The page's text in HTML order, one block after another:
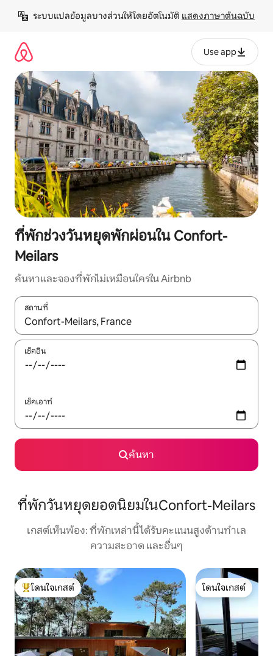
เนื้อหา
ระบบแปลข้อมูลบางส่วนให้โดยอัตโนมัติ แสดงภาษาต้นฉบับ
Use app
ที่พักช่วงวันหยุดพักผ่อนใน Confort-
Meilars
ค้นหาและจองที่พักไม่เหมือนใครใน Airbnb
สถานที่
ใช้ลูกศรขึ้นลง หรือใช้การสัมผัสหรือปัด เพื่อสำรวจผลการค้นหา
เช็คอิน
เช็คเอาท์
ค้นหา
ที่พักวันหยุดยอดนิยมในConfort-Meilars
เกสต์เห็นพ้อง: ที่พักเหล่านี้ได้รับคะแนนสูงด้านทำเล
ความสะอาด และอื่นๆ
โดนใจเกสต์ที่สุด
โดนใจเกสต์
โดนใจเกสต์
โดนใจเกสต์